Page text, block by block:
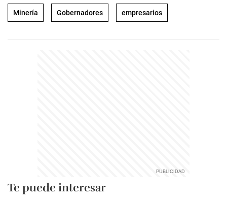
Minería Gobernadores empresarios
Te puede interesar